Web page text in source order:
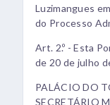
Luzimangues
do Processo
Art. 2.º - Esta
de 20 de julho
PALÁCIO DO
SECRETÁRIO